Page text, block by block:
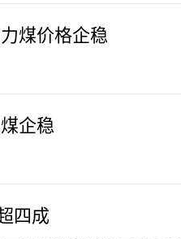
煤价格企稳
企稳
四成